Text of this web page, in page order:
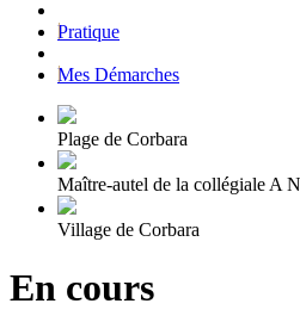
|Pratique
|Mes Démarches
Plage de Corbara
Maître-autel de la collégiale A
Village de Corbara
En cours